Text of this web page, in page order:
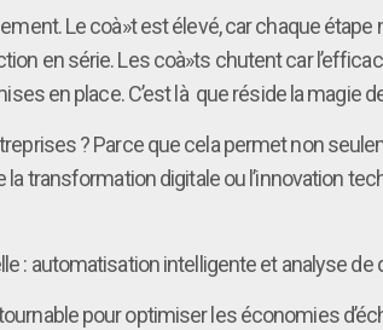
Le coà»t est élevé, car chaque
en série. Les coà»ts chutent car
en place. C’est là que réside la magie
? Parce que cela permet non
transformation digitale ou l’innovation
: automatisation intelligente et analyse de
pour optimiser les économies